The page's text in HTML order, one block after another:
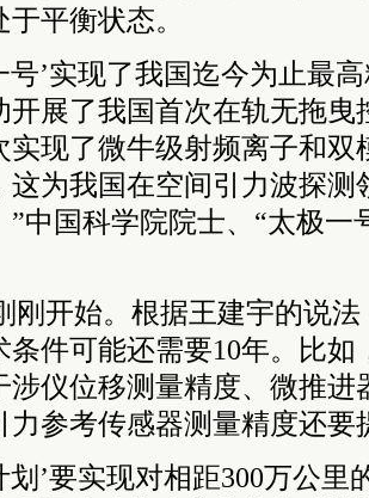
平衡状态。
号’实现了我国迄今为止最
开展了我国首次在轨无拖曳
实现了微牛级射频离子和双
这为我国在空间引力波探测
”中国科学院院士、“太极一
刚开始。根据王建宇的说
条件可能还需要10年。比如
涉仪位移测量精度、微推
力参考传感器测量精度还要
划’要实现对相距300万公里